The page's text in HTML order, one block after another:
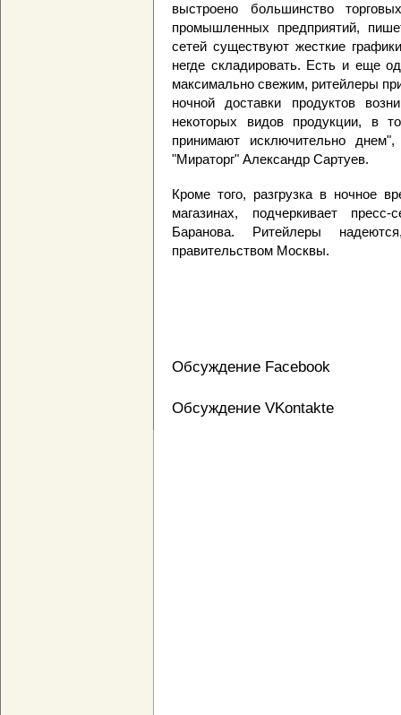
выстроено большинство
промышленных предприятий,
сетей существуют жесткие
негде складировать. Есть и еще
максимально свежим, ритейлеры
ночной доставки продуктов
некоторых видов продукции, в
принимают исключительно
"Мираторг" Александр Сартуев.
Кроме того, разгрузка в ночное
магазинах, подчеркивает
Баранова. Ритейлеры
правительством Москвы.
Обсуждение Facebook
Обсуждение VKontakte